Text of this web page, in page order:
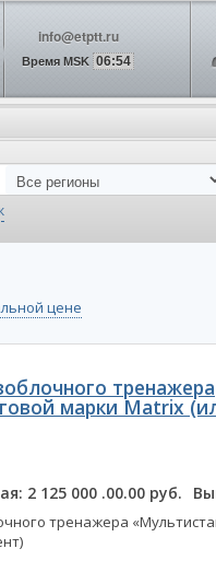
info@etptt.ru
Время MSK 06:54